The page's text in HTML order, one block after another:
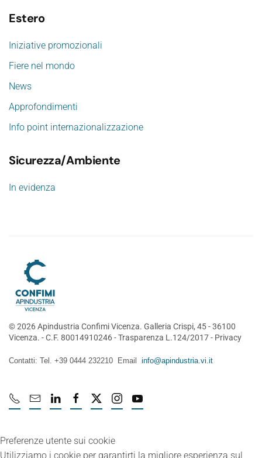
Estero
Iniziative promozionali
Fiere nel mondo
News
Approfondimenti
Info point internazionalizzazione
Sicurezza/Ambiente
In evidenza
©2026Apindustria Confimi Vicenza. Galleria Crispi, 45 - 36100
Vicenza. - C.F. 80014910246 -Trasparenza L.124/2017- Privacy
Contatti: Tel. +39 0444 232210 Email info@apindustria.vi.it
Preferenze utente sui cookie
Utilizziamo i cookie per garantirti la migliore esperienza sul